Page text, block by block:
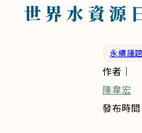
世界水資源
永續議題
作者｜
陳韋宏
發布時